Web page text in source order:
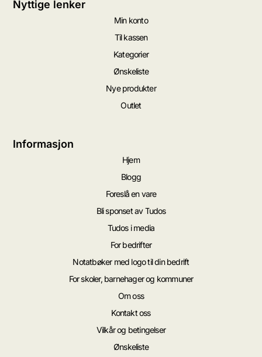
Nyttige lenker
Min konto
Til kassen
Kategorier
Ønskeliste
Nye produkter
Outlet
Informasjon
Hjem
Blogg
Foreslå en vare
Bli sponset av Tudos
Tudos i media
For bedrifter
Notatbøker med logo til din bedrift
For skoler, barnehager og kommuner
Om oss
Kontakt oss
Vilkår og betingelser
Ønskeliste